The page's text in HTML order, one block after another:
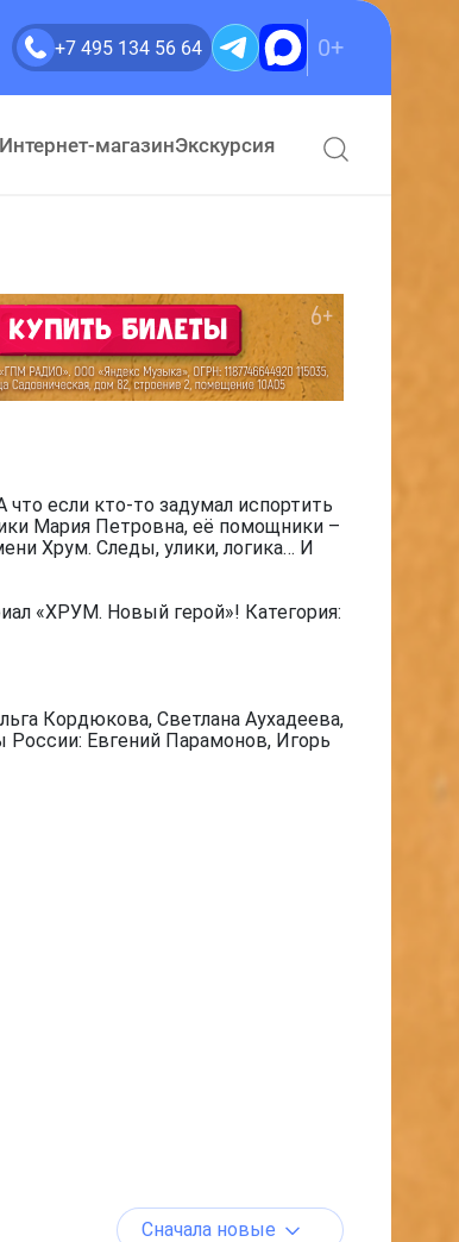
+7 495 134 56 64 0+
Интернет-магазинЭкскурсия
если кто-то задумал испортить
Мария Петровна, её помощники –
Хрум. Следы, улики, логика… И
«ХРУМ. Новый герой»! Категория:
Кордюкова, Светлана Аухадеева,
России: Евгений Парамонов, Игорь
Сначала новые